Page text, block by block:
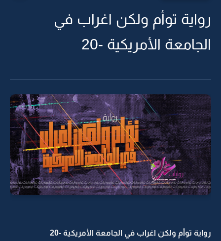
رواية توأم ولكن اغراب في
الجامعة الأمريكية -20
رواية توأم ولكن اغراب في الجامعة الأمريكية -20